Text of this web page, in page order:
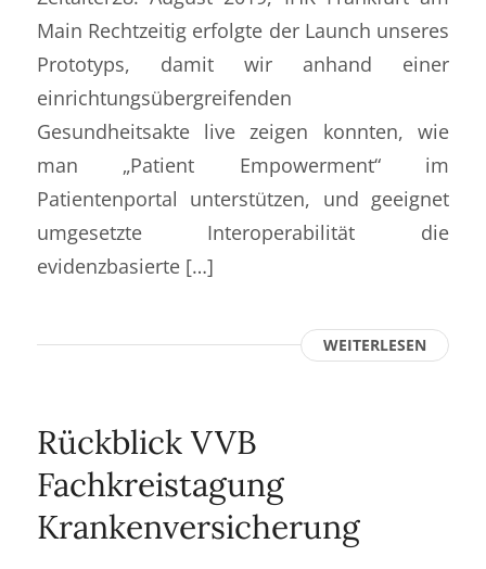
Main Rechtzeitig erfolgte der Launch unseres
Prototyps, damit wir anhand einer
einrichtungsübergreifenden
Gesundheitsakte live zeigen konnten, wie
man „Patient Empowerment“ im
Patientenportal unterstützen, und geeignet
umgesetzte Interoperabilität die
evidenzbasierte […]
WEITERLESEN
Rückblick VVB
Fachkreistagung
Krankenversicherung